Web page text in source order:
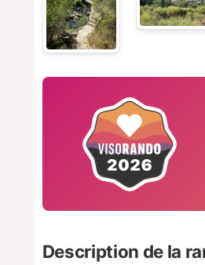
Description de la